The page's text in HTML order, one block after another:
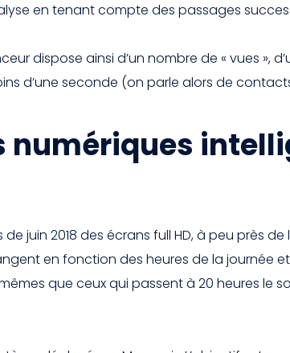
en tenant compte des passages
dispose ainsi d’un nombre de « vues
d’une seconde (on parle alors de
numériques
juin 2018 des écrans full HD, à peu près
en fonction des heures de la journée
que ceux qui passent à 20 heures le